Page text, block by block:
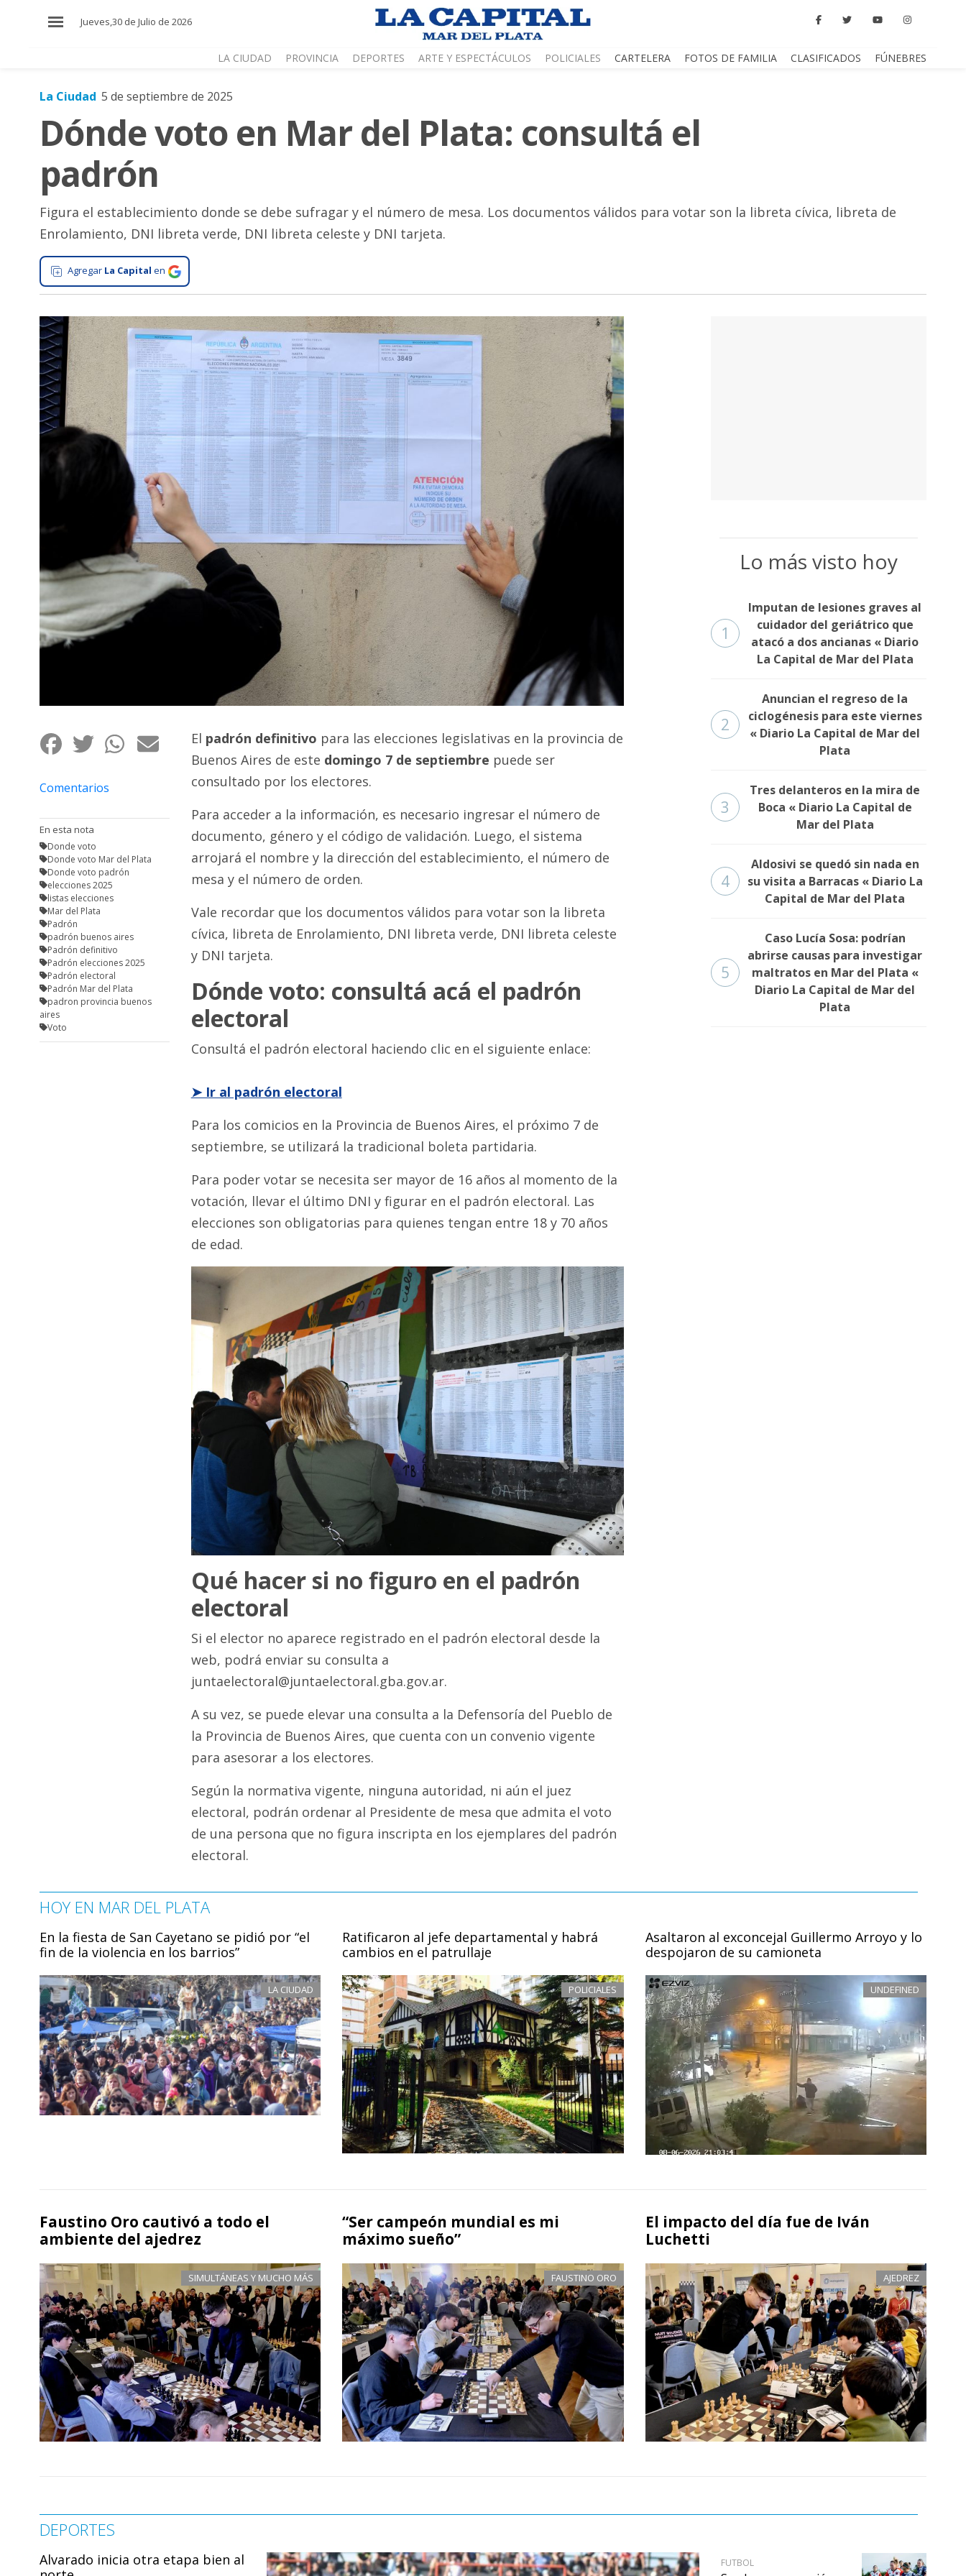
Jueves,30 de Julio de 2026
LA CIUDAD PROVINCIA DEPORTES ARTE Y ESPECTÁCULOS POLICIALES CARTELERA FOTOS DE FAMILIA CLASIFICADOS FÚNEBRES
Zona
Cultura
Tecnología
Gastronomía
Salud
Interés
General
Ciudad
Deportes
Arte
Fotos
Familia
Clasificados
Fúnebres
La Ciudad 5 de septiembre de 2025
Dónde voto en Mar del Plata: consultá el
padrón
Figura el establecimiento donde se debe sufragar y el número de mesa. Los documentos válidos para votar son la libreta cívica, libreta de
Enrolamiento, DNI libreta verde, DNI libreta celeste y DNI tarjeta.
Agregar La Capital en
Comentarios
En esta nota
Donde voto
Donde voto Mar del Plata
Donde voto padrón
elecciones 2025
listas elecciones
Mar del Plata
Padrón
padrón buenos aires
Padrón definitivo
Padrón elecciones 2025
Padrón electoral
Padrón Mar del Plata
padron provincia buenos
aires
Voto
El padrón definitivo para las elecciones legislativas en la provincia de
Buenos Aires de este domingo 7 de septiembre puede ser
consultado por los electores.
Para acceder a la información, es necesario ingresar el número de
documento, género y el código de validación. Luego, el sistema
arrojará el nombre y la dirección del establecimiento, el número de
mesa y el número de orden.
Vale recordar que los documentos válidos para votar son la libreta
cívica, libreta de Enrolamiento, DNI libreta verde, DNI libreta celeste
y DNI tarjeta.
Dónde voto: consultá acá el padrón
electoral
Consultá el padrón electoral haciendo clic en el siguiente enlace:
➤ Ir al padrón electoral
Para los comicios en la Provincia de Buenos Aires, el próximo 7 de
septiembre, se utilizará la tradicional boleta partidaria.
Para poder votar se necesita ser mayor de 16 años al momento de la
votación, llevar el último DNI y figurar en el padrón electoral. Las
elecciones son obligatorias para quienes tengan entre 18 y 70 años
de edad.
Qué hacer si no figuro en el padrón
electoral
Si el elector no aparece registrado en el padrón electoral desde la
web, podrá enviar su consulta a
juntaelectoral@juntaelectoral.gba.gov.ar.
A su vez, se puede elevar una consulta a la Defensoría del Pueblo de
la Provincia de Buenos Aires, que cuenta con un convenio vigente
para asesorar a los electores.
Según la normativa vigente, ninguna autoridad, ni aún el juez
electoral, podrán ordenar al Presidente de mesa que admita el voto
de una persona que no figura inscripta en los ejemplares del padrón
electoral.
Lo más visto hoy
1
Imputan de lesiones graves al
cuidador del geriátrico que
atacó a dos ancianas « Diario
La Capital de Mar del Plata
2
Anuncian el regreso de la
ciclogénesis para este viernes
« Diario La Capital de Mar del
Plata
3
Tres delanteros en la mira de
Boca « Diario La Capital de
Mar del Plata
4
Aldosivi se quedó sin nada en
su visita a Barracas « Diario La
Capital de Mar del Plata
5
Caso Lucía Sosa: podrían
abrirse causas para investigar
maltratos en Mar del Plata «
Diario La Capital de Mar del
Plata
HOY EN MAR DEL PLATA
En la fiesta de San Cayetano se pidió por “el
fin de la violencia en los barrios”
LA CIUDAD
Ratificaron al jefe departamental y habrá
cambios en el patrullaje
POLICIALES
Asaltaron al exconcejal Guillermo Arroyo y lo
despojaron de su camioneta
UNDEFINED
Faustino Oro cautivó a todo el
ambiente del ajedrez
SIMULTÁNEAS Y MUCHO MÁS
“Ser campeón mundial es mi
máximo sueño”
FAUSTINO ORO
El impacto del día fue de Iván
Luchetti
AJEDREZ
DEPORTES
Alvarado inicia otra etapa bien al
FUTBOL